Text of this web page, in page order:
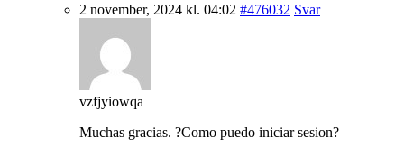
2 november, 2024 kl. 04:02 #476032 Svar
vzfjyiowqa
Muchas gracias. ?Como puedo iniciar sesion?